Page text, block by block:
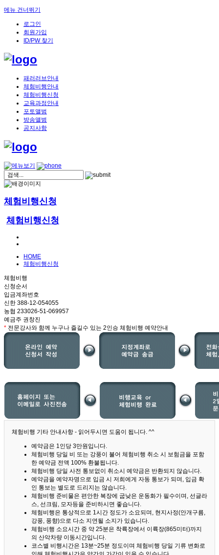
메뉴 건너뛰기
로그인
회원가입
ID/PW 찾기
패러러브안내
체험비행안내
체험비행신청
교육과정안내
포토앨범
방송앨범
공지사항
체험비행신청
체험비행신청
HOME
체험비행신청
체험비행
신청순서
입금계좌번호
신한 388-12-054055
농협 233026-51-069957
예금주 권창진
* 전문강사와 함께 누구나 즐길수 있는 2인승 체험비행 예약안내
체험비행 기타 안내사항 - 읽어두시면 도움이 됩니다. ^^
예약금은 1인당 3만원입니다.
체험비행 당일 비 또는 강풍이 불어 체험비행 취소 시 보험금을 포함
한 예약금 전액 100% 환불됩니다.
체험비행 당일 사전 통보없이 취소시 예약금은 반환되지 않습니다.
예약금을 예약자명으로 입금 시 저희에게 자동 통보가 되며, 입금 확
인 통보는 별도로 드리지는 않습니다.
체험비행 준비물은 편안한 복장에 굽낮은 운동화가 필수이며, 선글라
스, 선크림, 모자등을 준비하시면 좋습니다.
체험비행은 통상적으로 1시간 정도가 소요되며, 현지사정(안개구름,
강풍, 풍향)으로 다소 지연될 소지가 있습니다.
체험비행 소요시간 중 약 25분은 착륙장에서 이륙장(865미터)까지
의 산악차량 이동시간입니다.
코스별 비행시간은 13분~25분 정도이며 체험비행 당일 기류 변화로